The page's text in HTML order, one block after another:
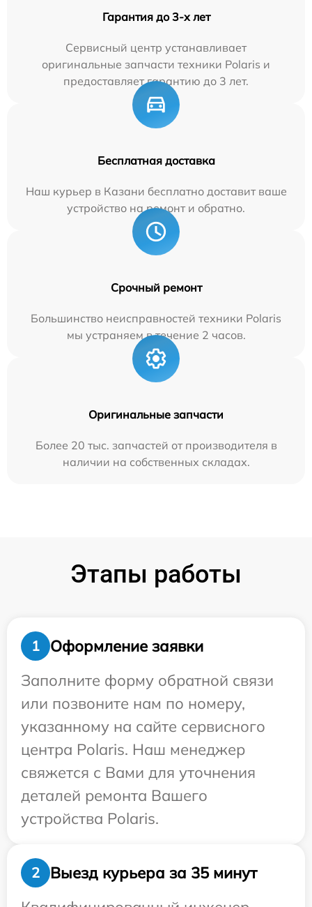
Гарантия до 3-х лет
Сервисный центр устанавливает
оригинальные запчасти техники Polaris и
предоставляет гарантию до 3 лет.
Бесплатная доставка
Наш курьер в Казани бесплатно доставит ваше
устройство на ремонт и обратно.
Срочный ремонт
Большинство неисправностей техники Polaris
мы устраняем в течение 2 часов.
Оригинальные запчасти
Более 20 тыс. запчастей от производителя в
наличии на собственных складах.
Этапы работы
1
Оформление заявки
Заполните форму обратной связи
или позвоните нам по номеру,
указанному на сайте сервисного
центра Polaris. Наш менеджер
свяжется с Вами для уточнения
деталей ремонта Вашего
устройства Polaris.
2
Выезд курьера за 35 минут